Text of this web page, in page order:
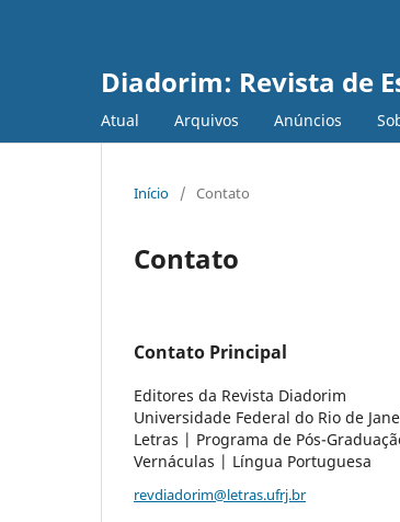
Diadorim: Revista de
Atual Arquivos Anúncios
Início / Contato
Contato
Contato Principal
Editores da Revista Diadorim
Universidade Federal do Rio de
Letras | Programa de Pós-
Vernáculas | Língua Portuguesa
revdiadorim@letras.ufrj.br